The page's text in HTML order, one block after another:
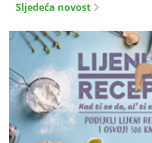
Sljedeća novost